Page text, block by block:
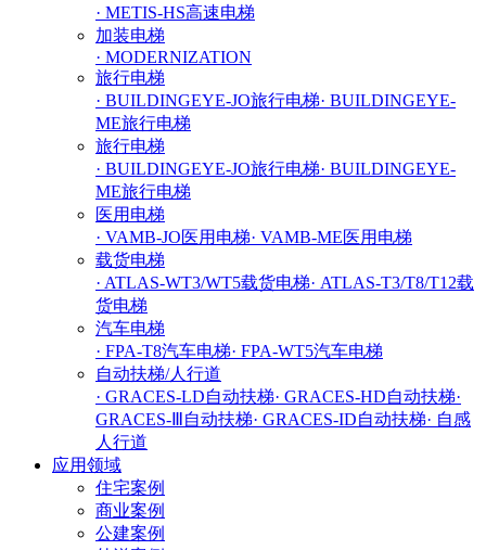
· METIS-HS高速电梯
加装电梯
· MODERNIZATION
旅行电梯
· BUILDINGEYE-JO旅行电梯· BUILDINGEYE-
ME旅行电梯
旅行电梯
· BUILDINGEYE-JO旅行电梯· BUILDINGEYE-
ME旅行电梯
医用电梯
· VAMB-JO医用电梯· VAMB-ME医用电梯
载货电梯
· ATLAS-WT3/WT5载货电梯· ATLAS-T3/T8/T12载
货电梯
汽车电梯
· FPA-T8汽车电梯· FPA-WT5汽车电梯
自动扶梯/人行道
· GRACES-LD自动扶梯· GRACES-HD自动扶梯·
GRACES-Ⅲ自动扶梯· GRACES-ID自动扶梯· 自感
人行道
应用领域
住宅案例
商业案例
公建案例